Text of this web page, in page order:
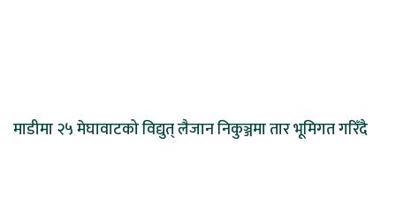
माडीमा २५ मेघावाटको विद्युत् लैजान निकुञ्जमा तार भूमिगत गरिँदै